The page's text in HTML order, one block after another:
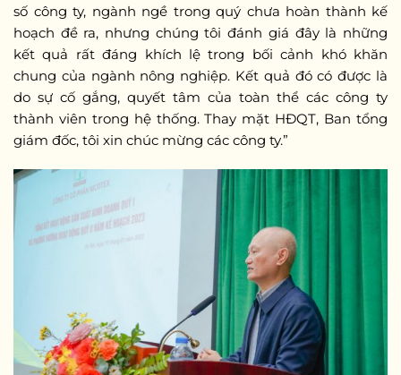
số công ty, ngành ngề trong quý chưa hoàn thành kế
hoạch đề ra, nhưng chúng tôi đánh giá đây là những
kết quả rất đáng khích lệ trong bối cảnh khó khăn
chung của ngành nông nghiệp. Kết quả đó có được là
do sự cố gắng, quyết tâm của toàn thể các công ty
thành viên trong hệ thống. Thay mặt HĐQT, Ban tổng
giám đốc, tôi xin chúc mừng các công ty.”